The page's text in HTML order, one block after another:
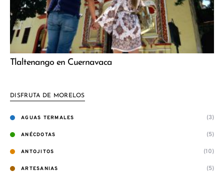
Tlaltenango en Cuernavaca
DISFRUTA DE MORELOS
AGUAS TERMALES (3)
ANÉCDOTAS (5)
ANTOJITOS (10)
ARTESANIAS (5)